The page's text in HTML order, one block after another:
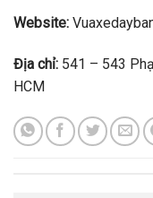
Website:
Địa chỉ: 541 – 543
HCM